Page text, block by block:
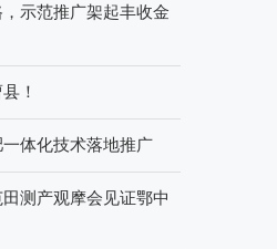
示范推广架起丰收金
！
体化技术落地推广
测产观摩会见证鄂中